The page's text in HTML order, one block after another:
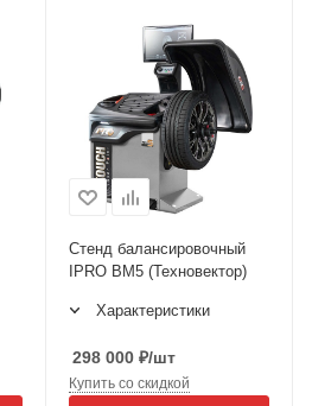
Стенд балансировочный
IPRO BM5 (Техновектор)
Характеристики
298 000 ₽/шт
Купить со скидкой